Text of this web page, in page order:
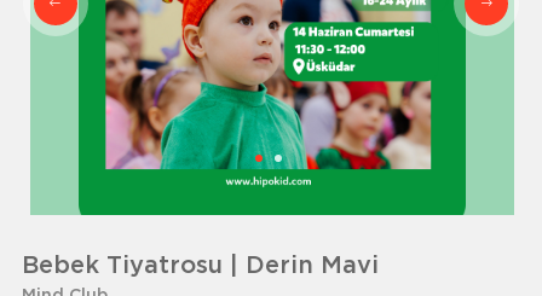
Bebek Tiyatrosu | Derin Mavi